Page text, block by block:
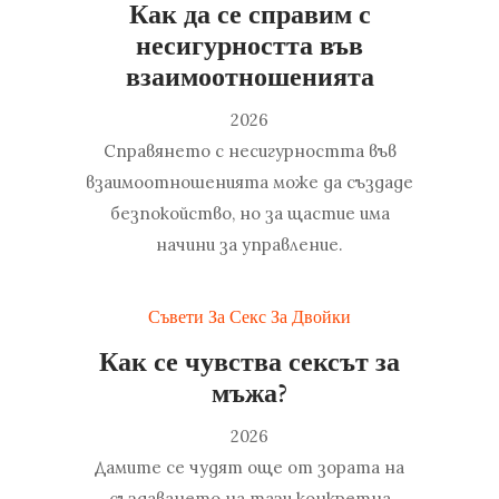
Как да се справим с
несигурността във
взаимоотношенията
2026
Справянето с несигурността във
взаимоотношенията може да създаде
безпокойство, но за щастие има
начини за управление.
Съвети За Секс За Двойки
Как се чувства сексът за
мъжа?
2026
Дамите се чудят още от зората на